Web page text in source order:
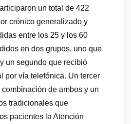
un total de 422
crónico generalizado y
entre los 25 y los 60
en dos grupos, uno que
un segundo que recibió
por vía telefónica. Un tercer
de ambos y un
tradicionales que
pacientes la Atención